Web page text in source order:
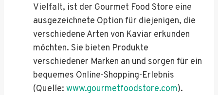
Vielfalt, ist der Gourmet Food Store eine
ausgezeichnete Option für diejenigen, die
verschiedene Arten von Kaviar erkunden
möchten. Sie bieten Produkte
verschiedener Marken an und sorgen für ein
bequemes Online-Shopping-Erlebnis
(Quelle: www.gourmetfoodstore.com).